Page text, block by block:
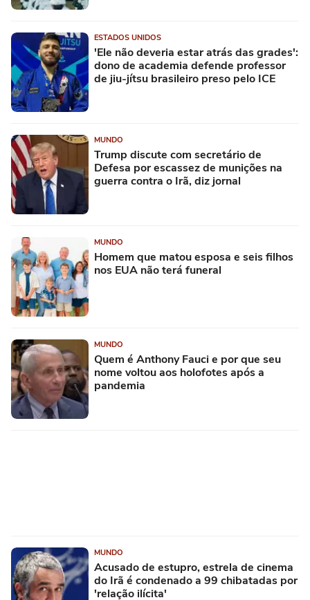
ESTADOS UNIDOS
'Ele não deveria estar atrás das grades':
dono de academia defende professor
de jiu-jítsu brasileiro preso pelo ICE
MUNDO
Trump discute com secretário de
Defesa por escassez de munições na
guerra contra o Irã, diz jornal
MUNDO
Homem que matou esposa e seis filhos
nos EUA não terá funeral
MUNDO
Quem é Anthony Fauci e por que seu
nome voltou aos holofotes após a
pandemia
MUNDO
Acusado de estupro, estrela de cinema
do Irã é condenado a 99 chibatadas por
'relação ilícita'